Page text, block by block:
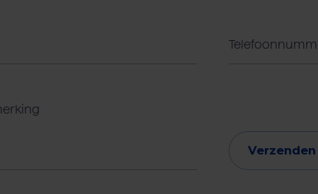
Verzenden